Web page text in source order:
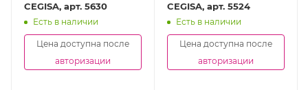
CEGISA, арт. 5630
Есть в наличии
Цена доступна после
авторизации
CEGISA, арт. 5524
Есть в наличии
Цена доступна после
авторизации